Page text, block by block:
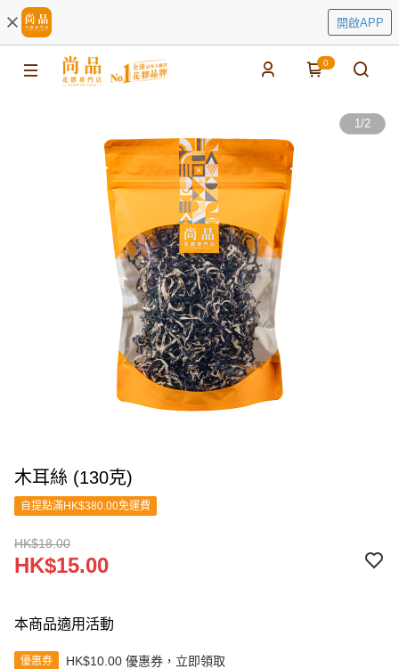
開啟APP
0
1/2
木耳絲 (130克)
自提點滿HK$380.00免運費
HK$18.00
HK$15.00
本商品適用活動
優惠券 HK$10.00 優惠券，立即領取